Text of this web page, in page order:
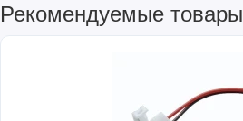
Рекомендуемые товары